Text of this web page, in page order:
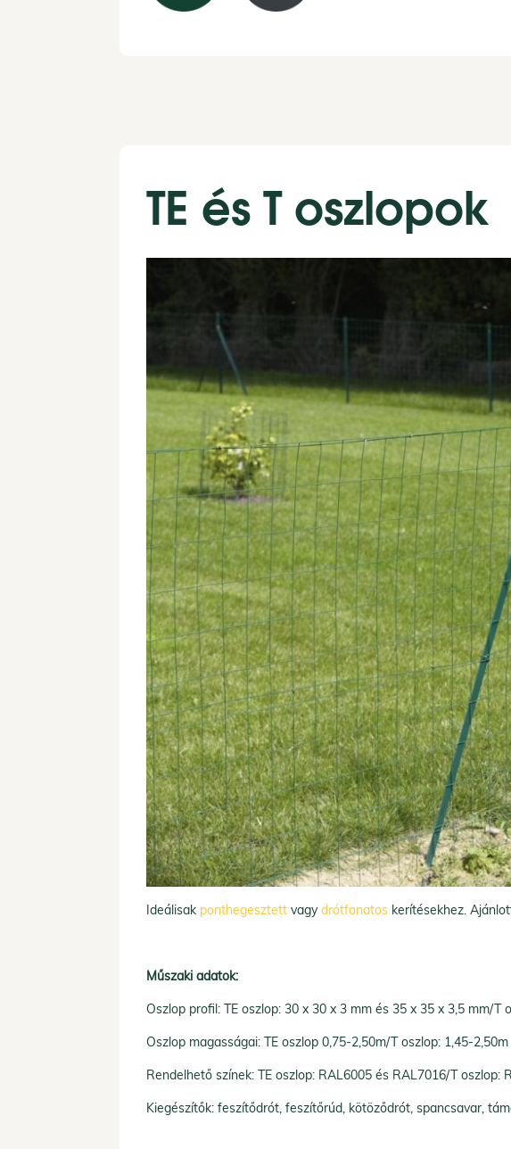
TE és T oszlopok
Ideálisak ponthegesztett vagydrótfonatos kerítésekhez.
Műszaki adatok:
Oszlop profil: TE oszlop: 30 x 30 x 3 mm és 35 x 35 x 3,5 mm/T
Oszlop magasságai: TE oszlop 0,75-2,50m/T oszlop: 1,45-2,50m
Rendelhető színek: TE oszlop: RAL6005 és RAL7016/T oszlop:
Kiegészítők: feszítődrót, feszítőrúd, kötöződrót, spancsavar,